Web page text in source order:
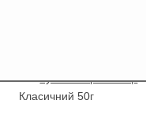
/ Купити Гербалайф /
Класичний 50г